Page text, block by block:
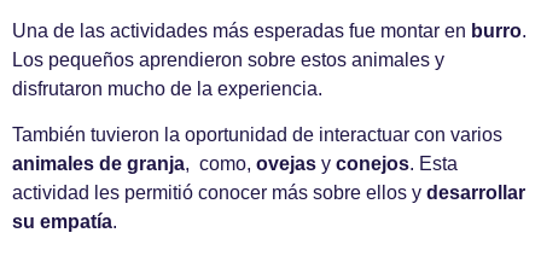
Una de las actividades más esperadas fue montar en burro.
Los pequeños aprendieron sobre estos animales y
disfrutaron mucho de la experiencia.
También tuvieron la oportunidad de interactuar con varios
animales de granja, como, ovejas y conejos. Esta
actividad les permitió conocer más sobre ellos y desarrollar
su empatía.